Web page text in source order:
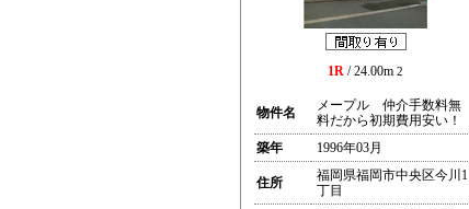
1R / 24.00m 2
物件名
メープル 仲介手数料無
料だから初期費用安い！
築年
1996年03月
住所
福岡県福岡市中央区今川1
丁目